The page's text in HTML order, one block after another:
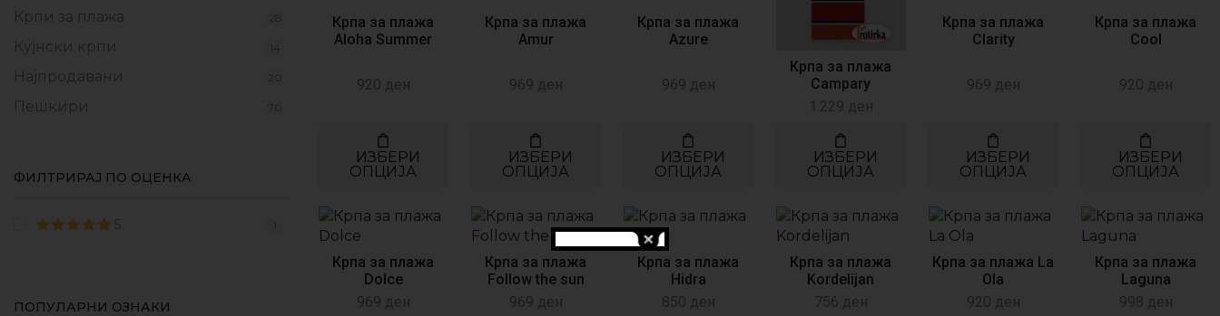
Крпи за плажа
Кујнски крпи
Најпродавани
Пешкири
ФИЛТРИРАЈ ПО ОЦЕНКА
5
ПОПУЛАРНИ ОЗНАКИ
Крпа за плажа
Aloha Summer
920 ден
ИЗБЕРИ
ОПЦИЈА
Крпа за плажа
Amur
969 ден
ИЗБЕРИ
ОПЦИЈА
Крпа за плажа
Azure
969 ден
ИЗБЕРИ
ОПЦИЈА
Крпа за плажа
Campary
1.229 ден
ИЗБЕРИ
ОПЦИЈА
Крпа за плажа
Clarity
969 ден
ИЗБЕРИ
ОПЦИЈА
Крпа за плажа
Cool
920 ден
ИЗБЕРИ
ОПЦИЈА
Крпа за плажа
Dolce
969 ден
Крпа за плажа
Follow the sun
969 ден
Крпа за плажа
Hidra
850 ден
Крпа за плажа
Kordelijan
756 ден
Крпа за плажа La
Ola
920 ден
Крпа за плажа
Laguna
998 ден